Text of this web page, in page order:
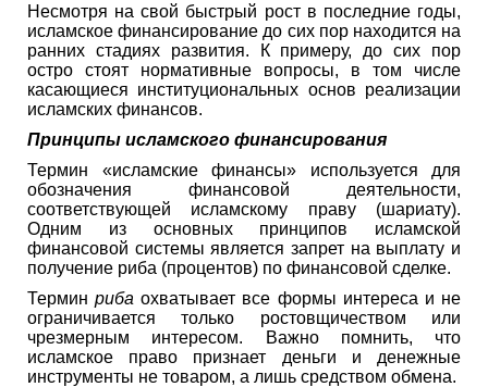
Несмотря на свой быстрый рост в последние годы,
исламское финансирование до сих пор находится на
ранних стадиях развития. К примеру, до сих пор
остро стоят нормативные вопросы, в том числе
касающиеся институциональных основ реализации
исламских финансов.
Принципы исламского финансирования
Термин «исламские финансы» используется для
обозначения финансовой деятельности,
соответствующей исламскому праву (шариату).
Одним из основных принципов исламской
финансовой системы является запрет на выплату и
получение риба (процентов) по финансовой сделке.
Терминриба охватывает все формы интереса и не
ограничивается только ростовщичеством или
чрезмерным интересом. Важно помнить, что
исламское право признает деньги и денежные
инструменты не товаром, а лишь средством обмена.